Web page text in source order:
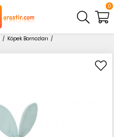
0
Köpek Bornozları